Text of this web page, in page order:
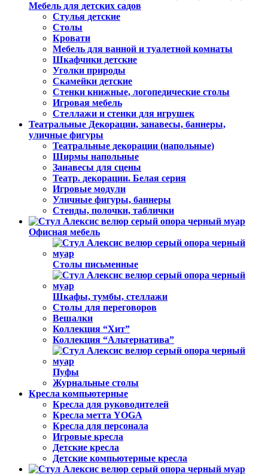
Мебель для детских садов
Стулья детские
Столы
Кровати
Мебель для ванной и туалетной комнаты
Шкафчики детские
Уголки природы
Скамейки детские
Стенки книжные, логопедические столы
Игровая мебель
Стеллажи и стенки для игрушек
Театральные Декорации, занавесы, баннеры,
уличные фигуры
Театральные декорации (напольные)
Ширмы напольные
Занавесы для сцены
Театр. декорации. Белая серия
Игровые модули
Уличные фигуры, баннеры
Стенды, полочки, таблички
Офисная мебель
Столы письменные
Шкафы, тумбы, стеллажи
Столы для переговоров
Вешалки
Коллекция “Хит”
Коллекция “Альтернатива”
Пуфы
Журнальные столы
Кресла компьютерные
Кресла для руководителей
Кресла метта YOGA
Кресла для персонала
Игровые кресла
Детские кресла
Детские компьютерные кресла